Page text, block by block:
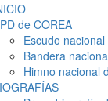
de COREA
Escudo
Bandera
Himno nacional